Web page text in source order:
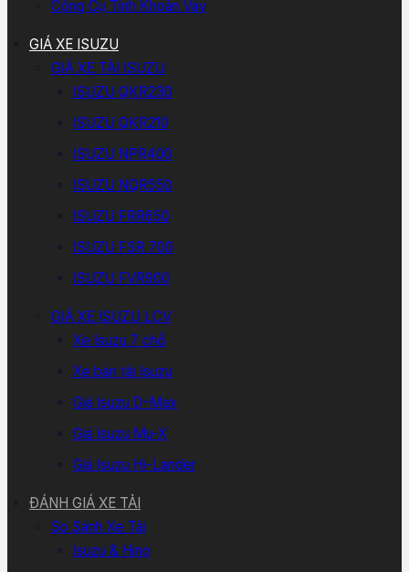
Công Cụ Tính Khoản Vay
GIÁ XE ISUZU
GIÁ XE TẢI ISUZU
ISUZU QKR230
ISUZU QKR210
ISUZU NPR400
ISUZU NQR550
ISUZU FRR650
ISUZU FSR 700
ISUZU FVR900
GIÁ XE ISUZU LCV
Xe Isuzu 7 chổ
Xe bán tải Isuzu
Giá Isuzu D-Max
Giá Isuzu Mu-X
Giá Isuzu Hi-Lander
ĐÁNH GIÁ XE TẢI
So Sánh Xe Tải
Isuzu & Hino